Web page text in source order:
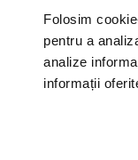
Folosim
pentru a
analize
informații
110 111 (Luni - Vineri